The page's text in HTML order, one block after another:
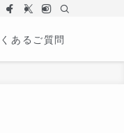
あるご質問